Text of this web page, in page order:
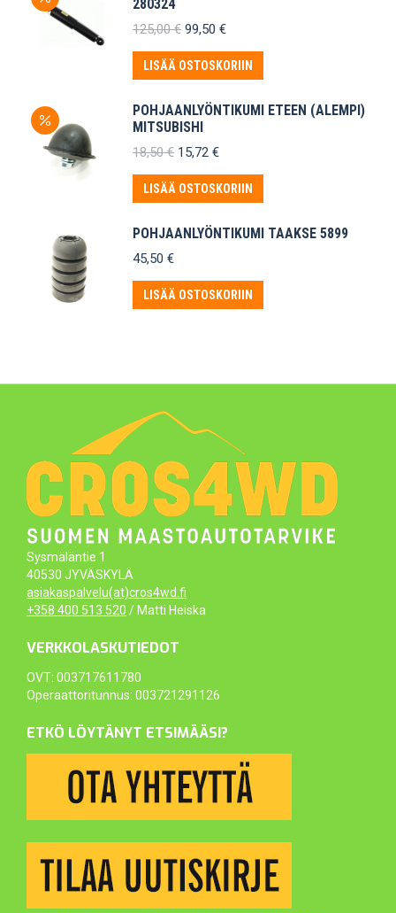
280324
125,00€ Alkuperäinen
oli:
125,00 €.
99,50 €Nykyinen
on:
99,50 €.
LISÄÄ OSTOSKORIIN
POHJAANLYÖNTIKUMI ETEEN (ALEMPI)
MITSUBISHI
18,50€ Alkuperäinen
oli:
18,50 €.
15,72 €Nykyinen
on:
15,72 €.
LISÄÄ OSTOSKORIIN
POHJAANLYÖNTIKUMI TAAKSE 5899
45,50 €
LISÄÄ OSTOSKORIIN
Sysmäläntie 1
40530 JYVÄSKYLÄ
asiakaspalvelu(at)cros4wd.fi
+358 400 513 520 / Matti Heiska
VERKKOLASKUTIEDOT
OVT: 003717611780
Operaattoritunnus: 003721291126
ETKÖ LÖYTÄNYT ETSIMÄÄSI?